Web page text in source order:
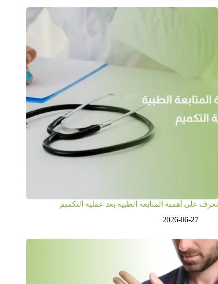
تعرف على أهمية المتابعة الطبية بعد عملية التكميم
2026-06-27